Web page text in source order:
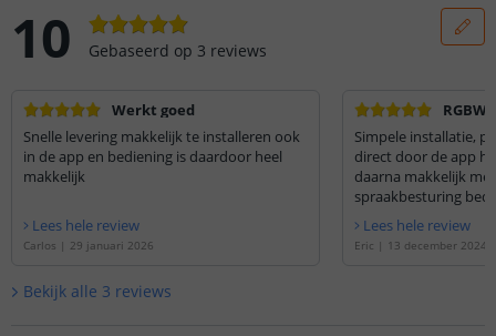
10 Gebaseerd op 3 reviews
Werkt goed
Snelle levering makkelijk te installeren ook
in de app en bediening is daardoor heel
makkelijk
Lees hele review
Carlos | 29 januari 2026
Simpele installatie,
direct door de app
daarna makkelijk
spraakbesturing
Lees hele review
Eric | 13 december 2024
Bekijk alle 3 reviews